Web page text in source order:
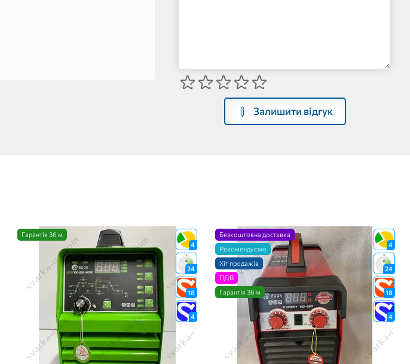
Залишити відгук
4
24
18
4
Гарантія 36 м
4
24
18
4
Безкоштовна доставка
Рекомендуємо
Хіт продажів
ПДВ
Гарантія 36 м